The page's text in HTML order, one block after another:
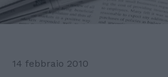
14 febbraio 2010